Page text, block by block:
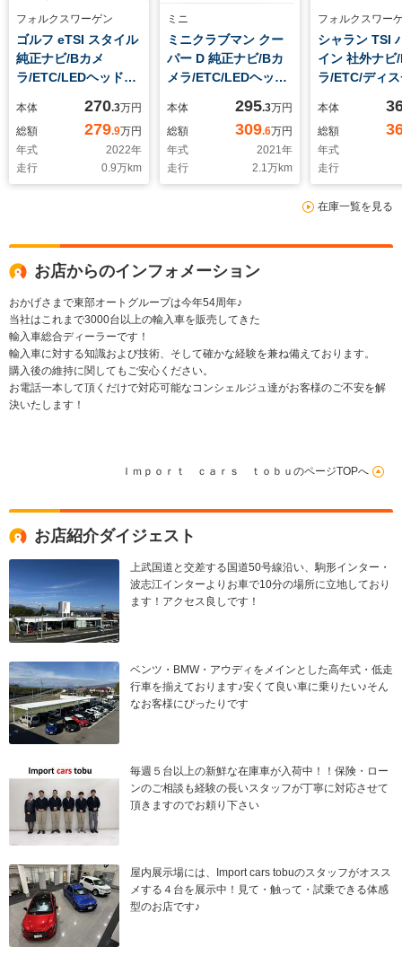
フォルクスワーゲン
ゴルフ eTSI スタイル
純正ナビ/Bカメ
ラ/ETC/LEDヘッドラ
ィスプレイ/フルセグ
TV/アクティブクルー
ズコントロール/ブラ
インドスポットモニタ
ー/デジタルインナー
ター/キーレス
本体 270.3万円
総額
279.9万円
年式
2022年
走行
0.9万km
ミニ
ミニクラブマン クー
パー D 純正ナビ/Bカ
メラ/ETC/LEDヘッド
ルーズコントロール/
社外フルセグTV/パー
キングアシスト/デジ
タルメーター/純正ア
ルミホイール/前後障
本体 295.3万円
総額
309.6万円
年式
2021年
走行
2.1万km
フォルクスワー
シャラン TSI
イン 社外ナビ
ラ/ETC/ディ
ルーフ/フルセ
クティブクル
トロール/ブラ
スポットモニ
ドルシフト/シ
ーター/パワー
ーレス
本体
総額
年式
走行
在庫一覧を見る
お店からのインフォメーション
おかげさまで東部オートグループは今年54周年♪
当社はこれまで3000台以上の輸入車を販売してきた
輸入車総合ディーラーです！
輸入車に対する知識および技術、そして確かな経験を兼ね備えております。
購入後の維持に関してもご安心ください。
お電話一本して頂くだけで対応可能なコンシェルジュ達がお客様のご不安を解
決いたします！
Ｉｍｐｏｒｔ ｃａｒｓ ｔｏｂｕのページTOPへ
お店紹介ダイジェスト
上武国道と交差する国道50号線沿い、駒形インター・
波志江インターよりお車で10分の場所に立地しており
ます！アクセス良しです！
ベンツ・BMW・アウディをメインとした高年式・低走
行車を揃えております♪安くて良い車に乗りたい♪そん
なお客様にぴったりです
毎週５台以上の新鮮な在庫車が入荷中！！保険・ロー
ンのご相談も経験の長いスタッフが丁寧に対応させて
頂きますのでお頼り下さい
屋内展示場には、Import cars tobuのスタッフがオスス
メする４台を展示中！見て・触って・試乗できる体感
型のお店です♪